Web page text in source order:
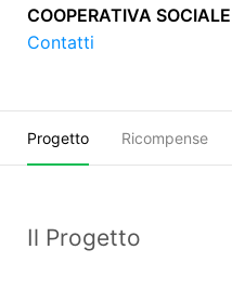
COOPERATIVA SOCIALE
Contatti
Progetto Ricompense
Il Progetto